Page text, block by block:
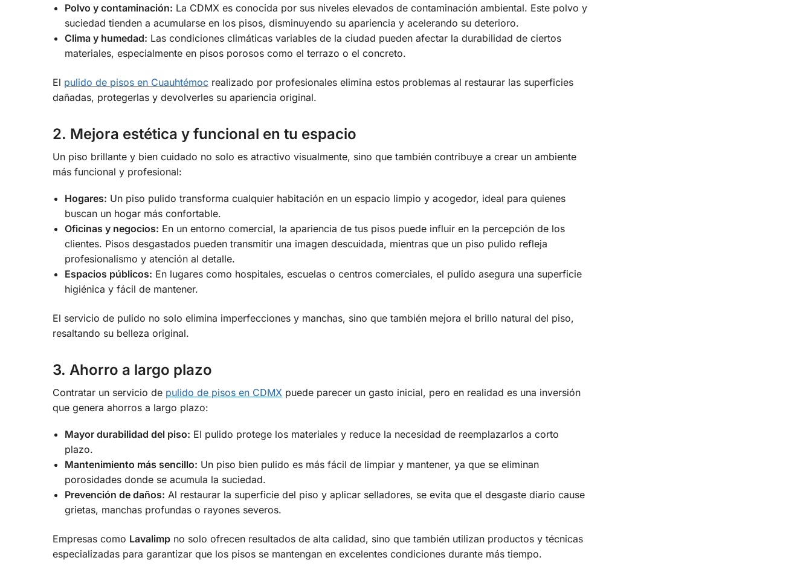
Polvo y contaminación: La CDMX es conocida por sus niveles elevados de contaminación ambiental. Este polvo y
suciedad tienden a acumularse en los pisos, disminuyendo su apariencia y acelerando su deterioro.
Clima y humedad: Las condiciones climáticas variables de la ciudad pueden afectar la durabilidad de ciertos
materiales, especialmente en pisos porosos como el terrazo o el concreto.
El pulido de pisos en Cuauhtémoc realizado por profesionales elimina estos problemas al restaurar las superficies
dañadas, protegerlas y devolverles su apariencia original.
2. Mejora estética y funcional en tu espacio
Un piso brillante y bien cuidado no solo es atractivo visualmente, sino que también contribuye a crear un ambiente
más funcional y profesional:
Hogares: Un piso pulido transforma cualquier habitación en un espacio limpio y acogedor, ideal para quienes
buscan un hogar más confortable.
Oficinas y negocios: En un entorno comercial, la apariencia de tus pisos puede influir en la percepción de los
clientes. Pisos desgastados pueden transmitir una imagen descuidada, mientras que un piso pulido refleja
profesionalismo y atención al detalle.
Espacios públicos: En lugares como hospitales, escuelas o centros comerciales, el pulido asegura una superficie
higiénica y fácil de mantener.
El servicio de pulido no solo elimina imperfecciones y manchas, sino que también mejora el brillo natural del piso,
resaltando su belleza original.
3. Ahorro a largo plazo
Contratar un servicio de pulido de pisos en CDMX puede parecer un gasto inicial, pero en realidad es una inversión
que genera ahorros a largo plazo:
Mayor durabilidad del piso: El pulido protege los materiales y reduce la necesidad de reemplazarlos a corto
plazo.
Mantenimiento más sencillo: Un piso bien pulido es más fácil de limpiar y mantener, ya que se eliminan
porosidades donde se acumula la suciedad.
Prevención de daños: Al restaurar la superficie del piso y aplicar selladores, se evita que el desgaste diario cause
grietas, manchas profundas o rayones severos.
Empresas como Lavalimp no solo ofrecen resultados de alta calidad, sino que también utilizan productos y técnicas
especializadas para garantizar que los pisos se mantengan en excelentes condiciones durante más tiempo.